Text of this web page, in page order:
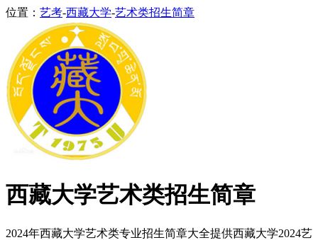
位置： 艺考-西藏大学-艺术类招生简章
西藏大学艺术类招生简章
2024年西藏大学艺术类专业招生简章大全提供西藏大学2024艺